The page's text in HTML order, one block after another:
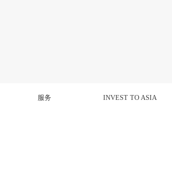
服务 INVEST TO ASIA